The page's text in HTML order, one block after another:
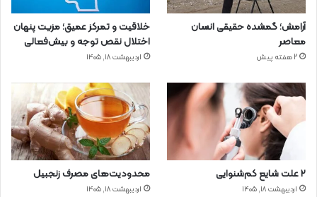
آرامش؛ گمشده حقیقی انسان
معاصر
2 هفته پیش
خلاقیت و تمرکز عمیق؛ مزیت پنهان
اختلال نقص توجه و بیش‌فعالی
اردیبهشت ۱۸, ۱۴۰۵
۲ علت شایع‌ کم‌شنوایی
اردیبهشت ۱۸, ۱۴۰۵
محدودیت‌های مصرف زنجبیل
اردیبهشت ۱۸, ۱۴۰۵